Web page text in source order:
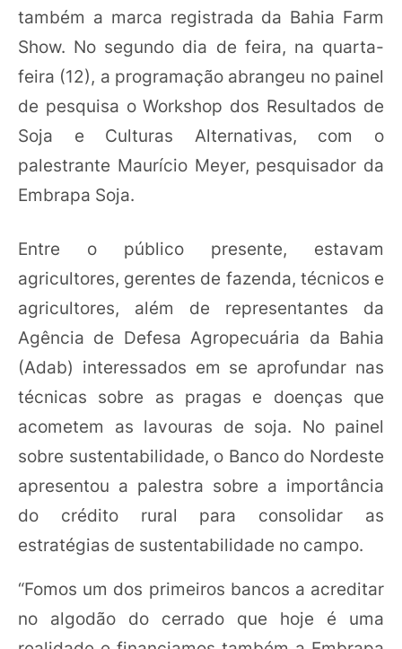
também a marca registrada da Bahia Farm
Show. No segundo dia de feira, na quarta-
feira (12), a programação abrangeu no painel
de pesquisa o Workshop dos Resultados de
Soja e Culturas Alternativas, com o
palestrante Maurício Meyer, pesquisador da
Embrapa Soja.
Entre o público presente, estavam
agricultores, gerentes de fazenda, técnicos e
agricultores, além de representantes da
Agência de Defesa Agropecuária da Bahia
(Adab) interessados em se aprofundar nas
técnicas sobre as pragas e doenças que
acometem as lavouras de soja. No painel
sobre sustentabilidade, o Banco do Nordeste
apresentou a palestra sobre a importância
do crédito rural para consolidar as
estratégias de sustentabilidade no campo.
“Fomos um dos primeiros bancos a acreditar
no algodão do cerrado que hoje é uma